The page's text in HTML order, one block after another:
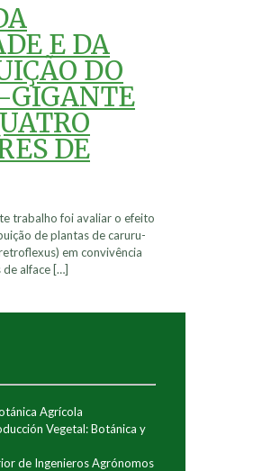
E DA
DO
GIGANTE
DE
trabalho foi avaliar o efeito
de plantas de caruru-
em convivência
alface […]
Agrícola
Vegetal: Botánica y
de Ingenieros Agrónomos